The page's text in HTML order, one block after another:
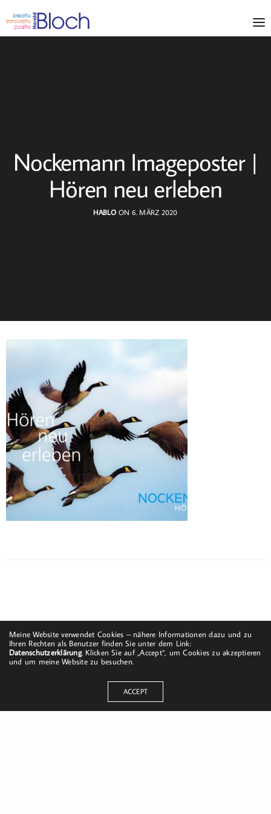
Nockemann Imageposter |
Hören neu erleben
HABLO ON 6. MÄRZ 2020
Meine Website verwendet Cookies – nähere Informationen dazu und zu
Ihren Rechten als Benutzer finden Sie unter dem Link:
Datenschutzerklärung. Klicken Sie auf „Accept“, um Cookies zu akzeptieren
und um meine Website zu besuchen.
ACCEPT